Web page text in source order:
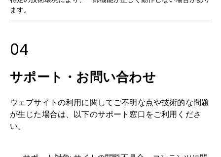
ます。
04
サポート・お問い合わせ
ウェブサイトの利用に関してご不明な点や技術的な問題
が生じた場合は、以下のサポート窓口をご利用くださ
い。